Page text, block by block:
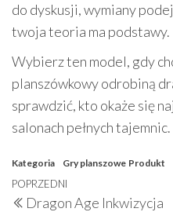
do dyskusji, wymiany
twoja teoria ma podstawy.
Wybierz ten model, gdy
planszówkowy odrobiną
sprawdzić, kto okaże się
salonach pełnych tajemnic.
Kategoria Gry planszowe Produkt
Nawigacja
Poprzedni
wpis
POPRZEDNI
Dragon Age Inkwizycja